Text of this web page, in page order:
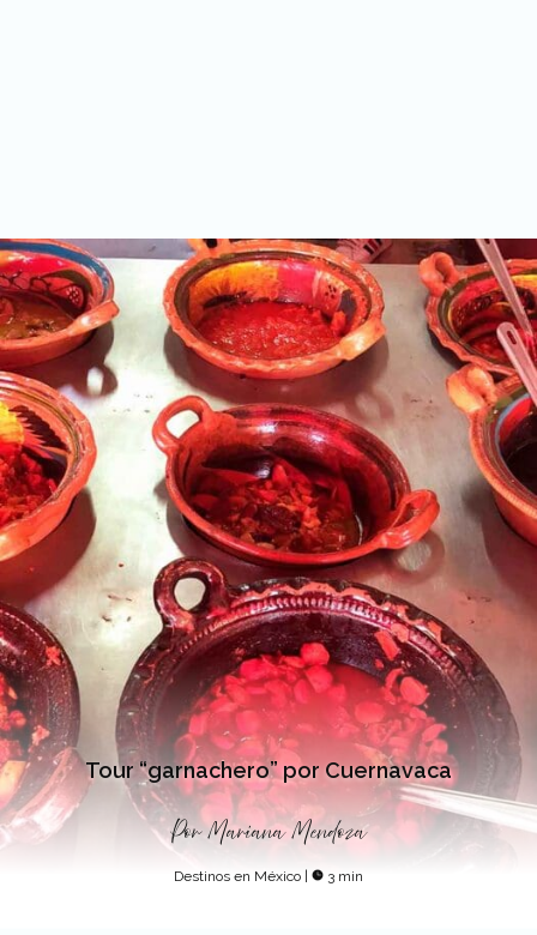
Tour “garnachero” por Cuernavaca
Por Mariana Mendoza
Destinos en México | 3 min